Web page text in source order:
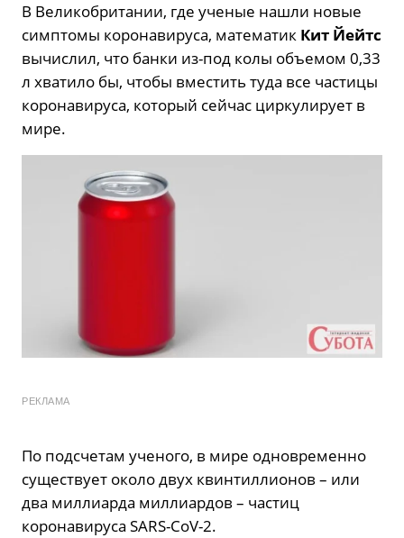
В Великобритании, где ученые нашли новые
симптомы коронавируса, математик Кит Йейтс
вычислил, что банки из-под колы объемом 0,33
л хватило бы, чтобы вместить туда все частицы
коронавируса, который сейчас циркулирует в
мире.
РЕКЛАМА
По подсчетам ученого, в мире одновременно
существует около двух квинтиллионов – или
два миллиарда миллиардов – частиц
коронавируса SARS-CoV-2.